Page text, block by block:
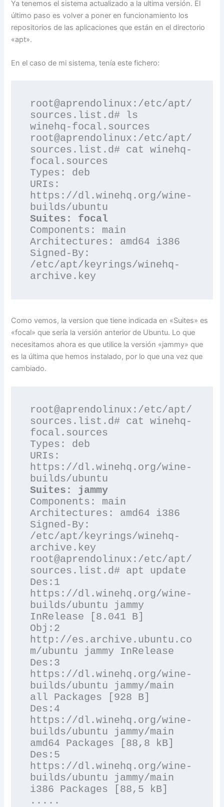
Ya tenemos el sistema actualizado a la ultima versión. El
último paso es volver a poner en funcionamiento los
repositorios de las aplicaciones que están en el directorio
«apt».
En el caso de mi sistema, tenía este fichero:
root@aprendolinux:/etc/apt/
sources.list.d# ls
winehq-focal.sources
root@aprendolinux:/etc/apt/
sources.list.d# cat winehq-
focal.sources
Types: deb
URIs:
https://dl.winehq.org/wine-
Components: main
Architectures: amd64 i386
Signed-By:
/etc/apt/keyrings/winehq-
archive.key
Como vemos, la version que tiene indicada en «Suites» es
«focal» que sería la versión anterior de Ubuntu. Lo que
necesitamos ahora es que utilice la versión «jammy» que
es la última que hemos instalado, por lo que una vez que
cambiado.
root@aprendolinux:/etc/apt/
sources.list.d# cat winehq-
focal.sources
Types: deb
URIs:
https://dl.winehq.org/wine-
Components: main
Architectures: amd64 i386
Signed-By:
/etc/apt/keyrings/winehq-
archive.key
root@aprendolinux:/etc/apt/
sources.list.d# apt update
Des:1
https://dl.winehq.org/wine-
builds/ubuntu jammy
InRelease [8.041 B]
Obj:2
http://es.archive.ubuntu.co
m/ubuntu jammy InRelease
Des:3
https://dl.winehq.org/wine-
builds/ubuntu jammy/main
all Packages [928 B]
Des:4
https://dl.winehq.org/wine-
builds/ubuntu jammy/main
amd64 Packages [88,8 kB]
Des:5
https://dl.winehq.org/wine-
builds/ubuntu jammy/main
i386 Packages [88,5 kB]
.....